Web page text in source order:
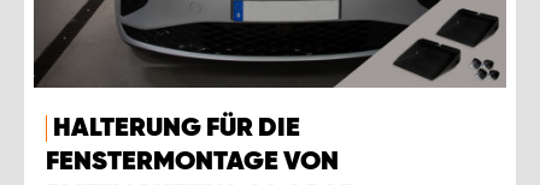
HALTERUNG FÜR DIE
FENSTERMONTAGE VON